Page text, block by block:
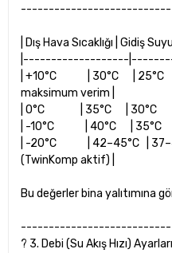
| Dış Hava Sıcaklığı | Gidiş
|-------------------
| +10°C | 30°C | 25°C
maksimum verim |
| 0°C | 35°C | 30°C |
| -10°C | 40°C | 35°C |
| -20°C | 42–45°C |
(TwinKomp aktif) |
Bu değerler bina yalıtımına
? 3. Debi (Su Akış Hızı) Ayarları